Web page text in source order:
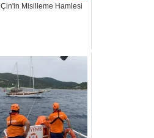
Çin'in Misilleme Hamlesi